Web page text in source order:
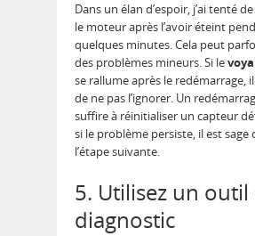
Dans un élan d’espoir, j’ai tenté
le moteur après l’avoir éteint
quelques minutes. Cela peut
des problèmes mineurs. Si le
se rallume après le redémarrage,
de ne pas l’ignorer. Un
suffire à réinitialiser un capteur
si le problème persiste, il est sage
l’étape suivante.
5. Utilisez un outil
diagnostic